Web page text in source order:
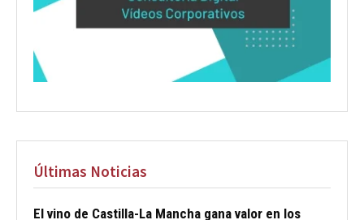
Últimas Noticias
El vino de Castilla-La Mancha gana valor en los